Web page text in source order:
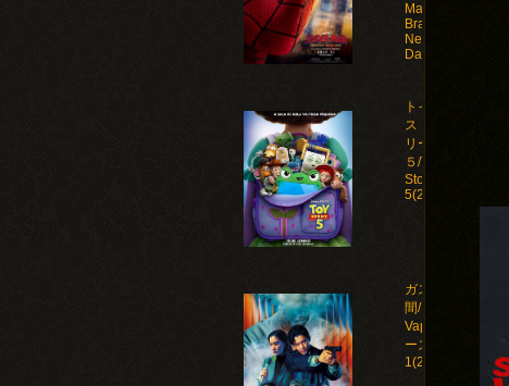
Man:
Brand
New
Day(2026)
トイ・
ストー
リー
５/Toy
Story
5(2026)
ガス人
間/Human
Vapor シ
ーズン
1(2026)